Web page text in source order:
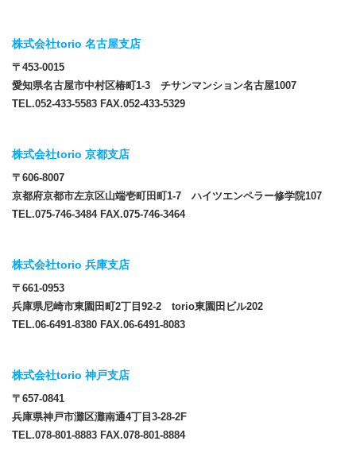
株式会社torio 名古屋支店
〒453-0015
愛知県名古屋市中村区椿町1-3 チサンマンション名古屋1007
TEL.052-433-5583 FAX.052-433-5329
株式会社torio 京都支店
〒606-8007
京都府京都市左京区山端壱町田町1-7 ハイツエンペラー修学院107
TEL.075-746-3484 FAX.075-746-3464
株式会社torio 兵庫支店
〒661-0953
兵庫県尼崎市東園田町2丁目92-2 torio東園田ビル202
TEL.06-6491-8380 FAX.06-6491-8083
株式会社torio 神戸支店
〒657-0841
兵庫県神戸市灘区灘南通4丁目3-28-2F
TEL.078-801-8883 FAX.078-801-8884